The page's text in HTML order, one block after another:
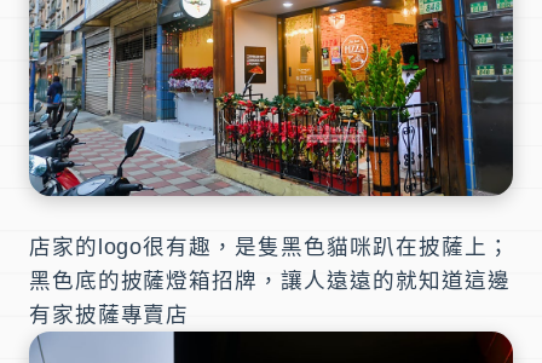
店家的logo很有趣，是隻黑色貓咪趴在披薩上；
黑色底的披薩燈箱招牌，讓人遠遠的就知道這邊
有家披薩專賣店